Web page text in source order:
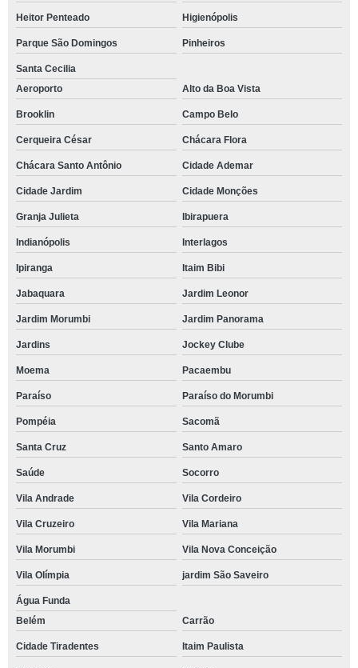
Heitor Penteado Higienópolis
Parque São Domingos Pinheiros
Santa Cecilia
Aeroporto
Alto da Boa Vista
Brooklin Campo Belo
Cerqueira César Chácara Flora
Chácara Santo Antônio Cidade Ademar
Cidade Jardim Cidade Monções
Granja Julieta Ibirapuera
Indianópolis Interlagos
Ipiranga Itaim Bibi
Jabaquara Jardim Leonor
Jardim Morumbi Jardim Panorama
Jardins Jockey Clube
Moema Pacaembu
Paraíso Paraíso do Morumbi
Pompéia Sacomã
Santa Cruz Santo Amaro
Saúde Socorro
Vila Andrade Vila Cordeiro
Vila Cruzeiro Vila Mariana
Vila Morumbi Vila Nova Conceição
Vila Olímpia jardim São Saveiro
Água Funda
Belém
Carrão
Cidade Tiradentes Itaim Paulista